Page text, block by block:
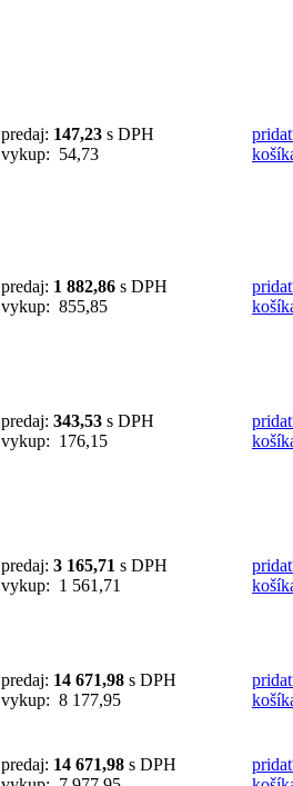
predaj: 147,23 s DPH
vykup: 54,73
predaj: 1 882,86 s DPH
vykup: 855,85
predaj: 343,53 s DPH
vykup: 176,15
predaj: 3 165,71 s DPH
vykup: 1 561,71
predaj: 14 671,98 s DPH
vykup: 8 177,95
predaj: 14 671,98 s DPH